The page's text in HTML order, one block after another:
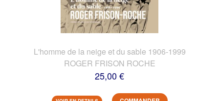
L'homme de la neige et du sable 1906-1999
ROGER FRISON ROCHE
25,00 €